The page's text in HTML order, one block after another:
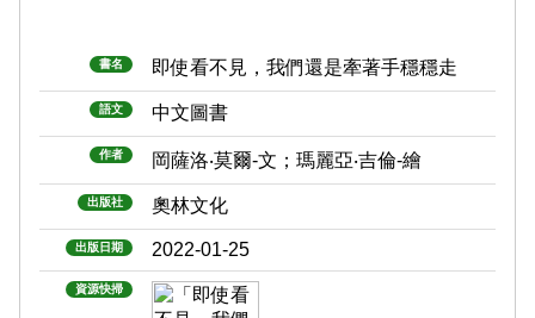
書名 即使看不見，我們還是牽著手穩穩走
語文 中文圖書
作者 岡薩洛‧莫爾-文；瑪麗亞‧吉倫-繪
出版社 奧林文化
出版日期 2022-01-25
資源快掃